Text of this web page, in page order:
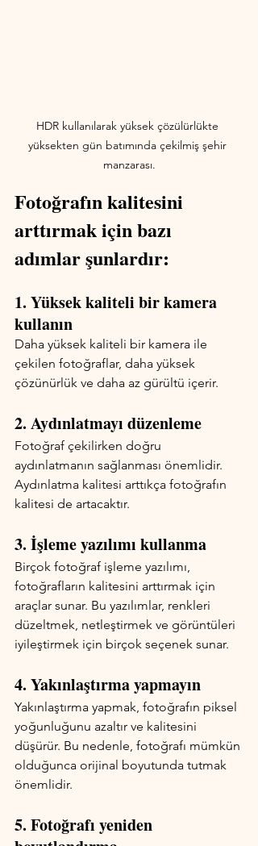
HDR kullanılarak yüksek çözülürlükte
yüksekten gün batımında çekilmiş şehir
manzarası.
Fotoğrafın kalitesini
arttırmak için bazı
adımlar şunlardır:
1. Yüksek kaliteli bir kamera
kullanın
Daha yüksek kaliteli bir kamera ile
çekilen fotoğraflar, daha yüksek
çözünürlük ve daha az gürültü içerir.
2. Aydınlatmayı düzenleme
Fotoğraf çekilirken doğru
aydınlatmanın sağlanması önemlidir.
Aydınlatma kalitesi arttıkça fotoğrafın
kalitesi de artacaktır.
3. İşleme yazılımı kullanma
Birçok fotoğraf işleme yazılımı,
fotoğrafların kalitesini arttırmak için
araçlar sunar. Bu yazılımlar, renkleri
düzeltmek, netleştirmek ve görüntüleri
iyileştirmek için birçok seçenek sunar.
4. Yakınlaştırma yapmayın
Yakınlaştırma yapmak, fotoğrafın piksel
yoğunluğunu azaltır ve kalitesini
düşürür. Bu nedenle, fotoğrafı mümkün
olduğunca orijinal boyutunda tutmak
önemlidir.
5. Fotoğrafı yeniden